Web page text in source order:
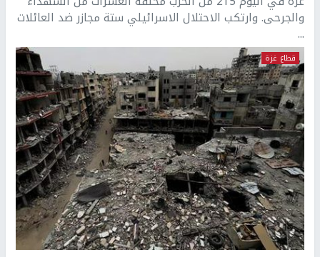
والجرحى. وارتكب الاحتلال الاسرائيلي ستة مجازر ضد العائلات
...
قطاع غزة